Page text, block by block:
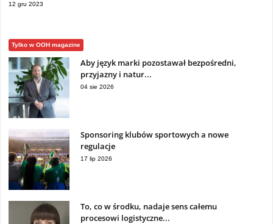
12 gru 2023
Tylko w OOH magazine
Aby język marki pozostawał bezpośredni,
przyjazny i natur...
04 sie 2026
Sponsoring klubów sportowych a nowe
regulacje
17 lip 2026
To, co w środku, nadaje sens całemu
procesowi logistyczne...